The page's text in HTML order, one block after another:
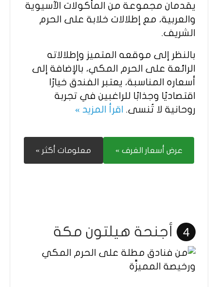
يقدمان مجموعة من المأكولات الآسيوية
والعربية، مع إطلالات خلابة على الحرم
الشريف.
بالنظر إلى موقعه المتميز وإطلالاته
الرائعة على الحرم المكي، بالإضافة إلى
أسعاره المناسبة، يعتبر الفندق خيارًا
اقتصاديًا وجذابًا للراغبين في تجربة
روحانية لا تُنسى. اقرأ المزيد »
عرض أسعار الغرف » معلومات أكثر »
4 أجنحة هيلتون مكة